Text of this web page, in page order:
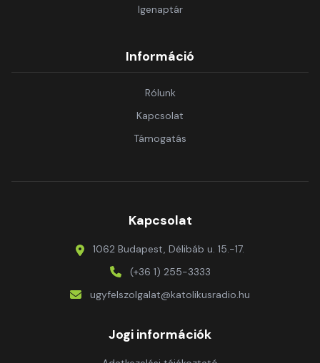
Igenaptár
Információ
Rólunk
Kapcsolat
Támogatás
Kapcsolat
1062 Budapest, Délibáb u. 15.-17.
(+36 1) 255-3333
ugyfelszolgalat@katolikusradio.hu
Jogi információk